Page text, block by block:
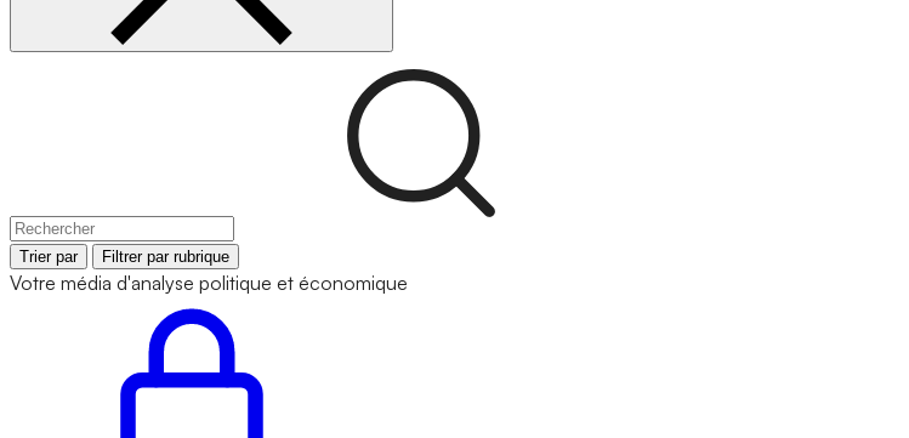
Trier par Filtrer par rubrique
Votre média d'analyse politique et économique